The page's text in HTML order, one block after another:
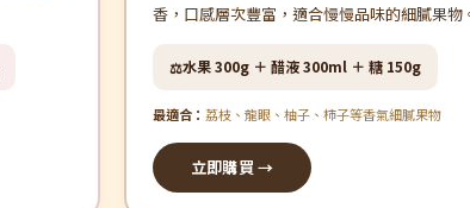
香，口感層次豐富，適合慢慢品味的細膩果物
⚖️水果 300g ＋ 醋液 300ml ＋ 糖 150g
最適合： 荔枝、龍眼、柚子、柿子等香氣細膩果物
立即購買 →